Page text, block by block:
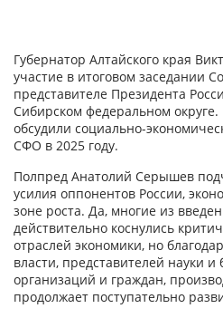
Губернатор Алтайского края
участие в итоговом заседании
представителе Президента
Сибирском федеральном
обсудили социально-
СФО в 2025 году.
Полпред Анатолий Серышев
усилия оппонентов России,
зоне роста. Да, многие из
действительно коснулись
отраслей экономики, но
власти, представителей науки
организаций и граждан,
продолжает поступательно